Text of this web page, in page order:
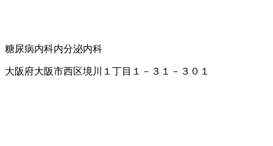
糖尿病内科内分泌内科
大阪府大阪市西区境川１丁目１－３１－３０１